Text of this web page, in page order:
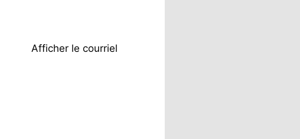
Afficher le courriel